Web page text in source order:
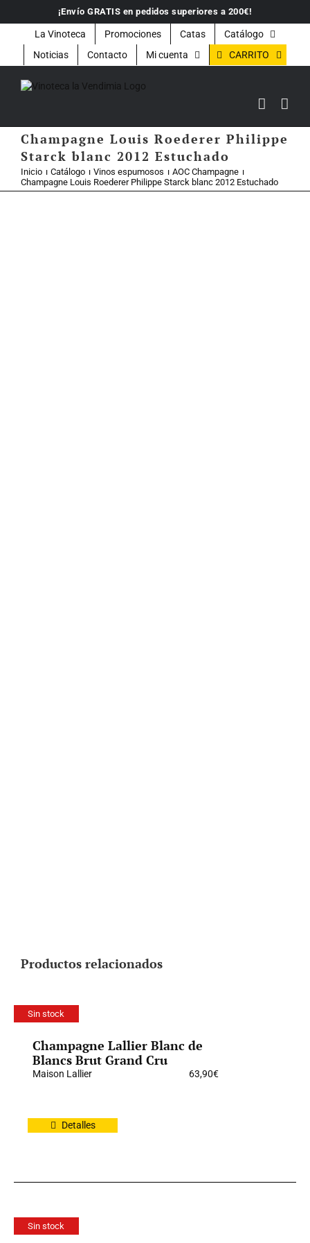
contenido
¡Envío GRATIS en pedidos superiores a 200€!
La Vinoteca Promociones Catas
Catálogo
Noticias
Contacto Mi cuenta CARRITO
Champagne Louis Roederer Philippe
Starck blanc 2012 Estuchado
Inicio Catálogo Vinos espumosos
AOC Champagne
Champagne Louis Roederer Philippe Starck blanc 2012 Estuchado
Productos relacionados
Sin stock
Champagne Lallier Blanc de
Blancs Brut Grand Cru
Maison Lallier 63,90€
Detalles
Sin stock